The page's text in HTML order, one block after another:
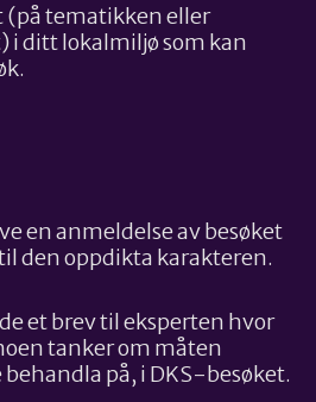
(på tematikken eller
i ditt lokalmiljø som kan
en anmeldelse av besøket
den oppdikta karakteren.
et brev til eksperten hvor
tanker om måten
på, i DKS-besøket.